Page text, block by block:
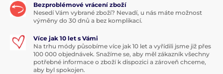
Bezproblémové vrácení zboží
Nesedí Vám vybrané zboží? Nevadí, u nás máte možnost
výměny do 30 dnů a bez komplikací.
Více jak 10 let s Vámi
Na trhu módy působíme více jak 10 let a vyřídili jsme již přes
100 000 objednávek. Snažíme se, aby měl zákazník všechny
potřebné informace o zboží k dispozici a zároveň chceme,
aby byl spokojen.